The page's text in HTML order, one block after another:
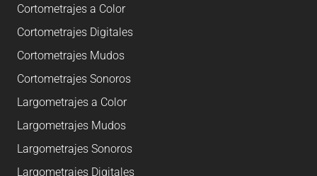
Cortometrajes a Color
Cortometrajes Digitales
Cortometrajes Mudos
Cortometrajes Sonoros
Largometrajes a Color
Largometrajes Mudos
Largometrajes Sonoros
Largometrajes Digitales